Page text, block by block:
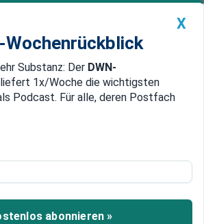
DWN: Geldanlage Premium
DWN-Magazin China
und Griechenland
heimlichen
X
Wochenrückblick
Substanz: Der DWN-
liefert 1x/Woche die wichtigsten
Podcast. Für alle, deren Postfach
abonnieren »